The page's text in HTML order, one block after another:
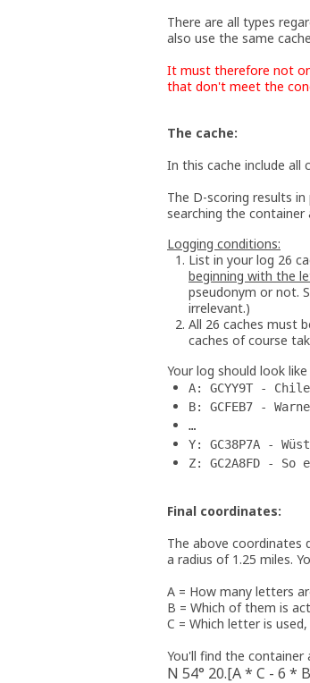
There are all types
also use the same
It must therefore not
that don't meet the
The cache:
In this cache include all
The D-scoring results
searching the
Logging conditions:
List in your log 26
beginning with the
pseudonym or not.
irrelevant.)
All 26 caches must
caches of course
Your log should look
A: GCYY9T -
B: GCFEB7 -
…
Y: GC38P7A -
Z: GC2A8FD -
Final coordinates:
The above coordinates
a radius of 1.25 miles.
A = How many letters
B = Which of them is
C = Which letter is
You'll find the
N 54° 20.[A * C - 6 *